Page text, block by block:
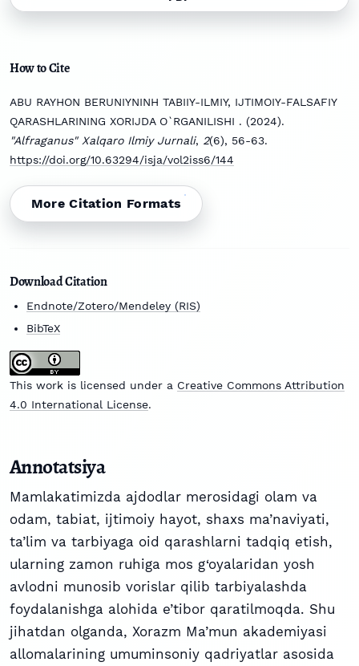
How to Cite
ABU RAYHON BERUNIYNINH TABIIY-ILMIY, IJTIMOIY-FALSAFIY
QARASHLARINING XORIJDA O`RGANILISHI . (2024).
"Alfraganus" Xalqaro Ilmiy Jurnali, 2(6), 56-63.
https://doi.org/10.63294/isja/vol2iss6/144
More Citation Formats
Download Citation
Endnote/Zotero/Mendeley (RIS)
BibTeX
This work is licensed under a Creative Commons Attribution
4.0 International License.
Annotatsiya
Mamlakatimizda ajdodlar merosidagi olam va
odam, tabiat, ijtimoiy hayot, shaxs ma’naviyati,
ta’lim va tarbiyaga oid qarashlarni tadqiq etish,
ularning zamon ruhiga mos g‘oyalaridan yosh
avlodni munosib vorislar qilib tarbiyalashda
foydalanishga alohida e’tibor qaratilmoqda. Shu
jihatdan olganda, Xorazm Ma’mun akademiyasi
allomalarining umuminsoniy qadriyatlar asosida